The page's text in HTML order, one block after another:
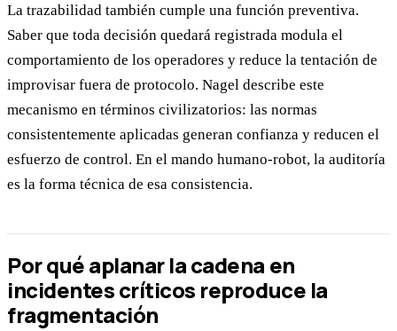
La trazabilidad también cumple una función preventiva.
Saber que toda decisión quedará registrada modula el
comportamiento de los operadores y reduce la tentación de
improvisar fuera de protocolo. Nagel describe este
mecanismo en términos civilizatorios: las normas
consistentemente aplicadas generan confianza y reducen el
esfuerzo de control. En el mando humano-robot, la auditoría
es la forma técnica de esa consistencia.
Por qué aplanar la cadena en
incidentes críticos reproduce la
fragmentación